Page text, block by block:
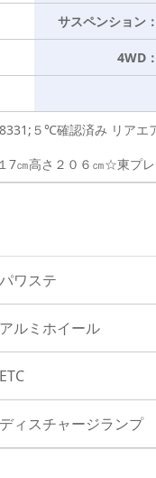
サスペンション：
4WD：
５℃確認済み リアエ
7㎝高さ２０６㎝☆東プ
パワステ
アルミホイール
ETC
ディスチャージランプ